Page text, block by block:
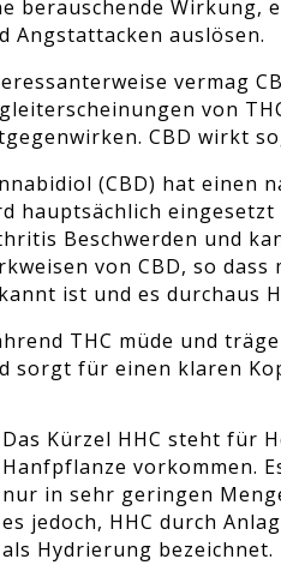
berauschende Wirkung,
Angstattacken auslösen.
vermag
von
CBD wirkt
(CBD) hat einen
hauptsächlich
Beschwerden und
von CBD, so
ist und es durchaus
THC müde und
sorgt für einen klaren
Das Kürzel HHC steht für
Hanfpflanze vorkommen.
nur in sehr geringen
es jedoch, HHC durch
als Hydrierung bezeichnet.